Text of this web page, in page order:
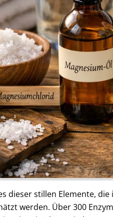
dieser stillen Elemente,
werden. Über 300